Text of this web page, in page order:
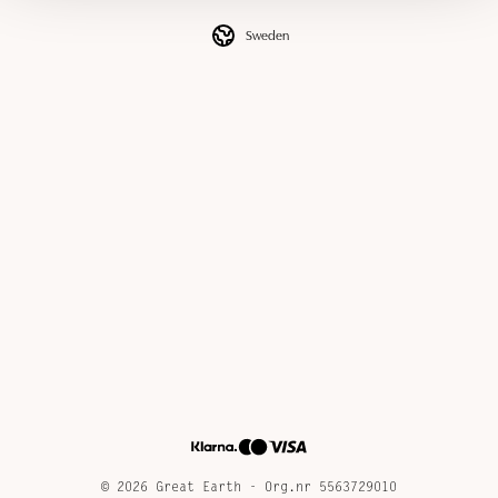
Sweden
© 2026 Great Earth - Org.nr 5563729010